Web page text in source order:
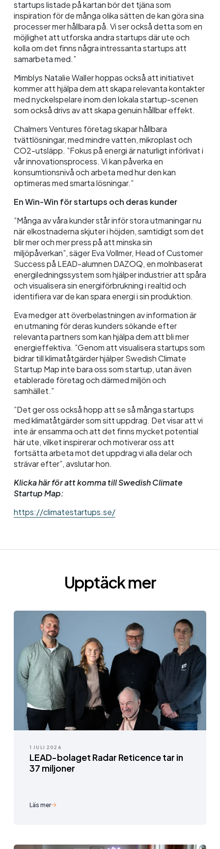
startups listade på kartan bör det tjäna som
inspiration för de många olika sätten de kan göra sina
processer mer hållbara på. Vi ser också detta som en
möjlighet att utforska andra startups där ute och
kolla om det finns några intressanta startups att
samarbeta med.”
Mimblys Natalie Waller hoppas också att initiativet
kommer att hjälpa dem att skapa relevanta kontakter
med nyckelspelare inom den lokala startup-scenen
som också drivs av att skapa genuin hållbar effekt.
Chalmers Ventures företag skapar hållbara
tvättlösningar, med mindre vatten, mikroplast och
CO2-utsläpp. ”Fokus på energi är naturligt införlivat i
vår innovationsprocess. Vi kan påverka en
konsumtionsnivå och arbeta med hur den kan
optimeras med smarta lösningar.”
En Win-Win för startups och deras kunder
”Många av våra kunder står inför stora utmaningar nu
när elkostnaderna skjuter i höjden, samtidigt som det
blir mer och mer press på att minska sin
miljöpåverkan”, säger Eva Vollmer, Head of Customer
Success på LEAD-alumnen DAZOQ, en molnbaserat
energiledningssystem som hjälper industrier att spåra
och visualisera sin energiförbrukning i realtid och
identifiera var de kan spara energi i sin produktion.
Eva medger att överbelastningen av information är
en utmaning för deras kunders sökande efter
relevanta partners som kan hjälpa dem att bli mer
energieffektiva. ”Genom att visualisera startups som
bidrar till klimatåtgärder hjälper Swedish Climate
Startup Map inte bara oss som startup, utan även
etablerade företag och därmed miljön och
samhället.”
”Det ger oss också hopp att se så många startups
med klimatåtgärder som sitt uppdrag. Det visar att vi
inte är ensamma och att det finns mycket potential
här ute, vilket inspirerar och motiverar oss att
fortsätta arbeta mot det uppdrag vi alla delar och
strävar efter”, avslutar hon.
Klicka här för att komma till Swedish Climate
Startup Map:
https://climatestartups.se/
Upptäck mer
1 JULI 2026
LEAD-bolaget Radar Reticence tar in
37 miljoner
Läs mer